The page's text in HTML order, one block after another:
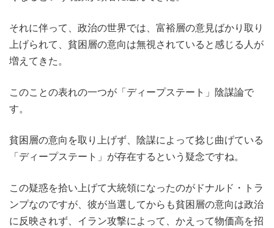
それに伴って、政治の世界では、富裕層の意見ばかり取り
上げられて、貧困層の意向は無視されていると感じる人が
増えてきた。
このことの表れの一つが「ディープステート」陰謀論で
す。
貧困層の意向を取り上げず、陰謀によって捻じ曲げている
「ディープステート」が存在するという疑念ですね。
この疑惑を拾い上げて大統領になったのがドナルド・トラ
ンプなのですが、彼が当選してからも貧困層の意向は政治
に反映されず、イラン攻撃によって、かえって物価高を招